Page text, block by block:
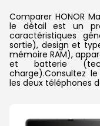
Comparer HONOR
le détail est un
caractéristiques
sortie), design et
mémoire RAM),
et batterie
charge).Consultez
les deux téléphones